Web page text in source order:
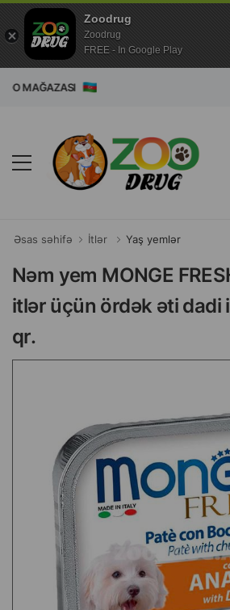
Əsas səhifə İtlər Yaş yemlər
Nəm yem MONGE
itlər üçün ördək əti dadi
qr.
Zoodrug
Zoodrug
FREE - In Google Play